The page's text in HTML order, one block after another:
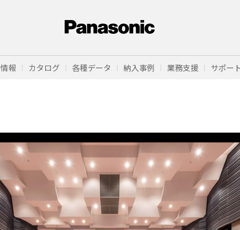
報 カタログ 各種データ 納入事例 業務支援 サポー